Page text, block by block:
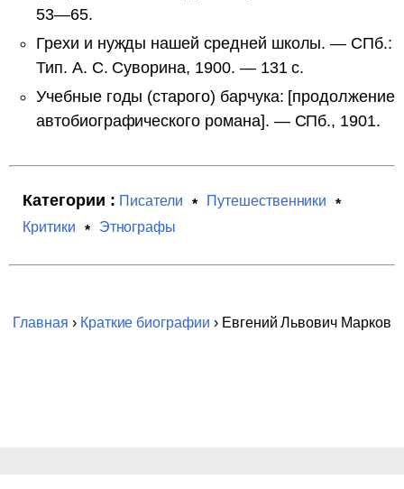
53—65.
Грехи и нужды нашей средней школы. — СПб.:
Тип. А. С. Суворина, 1900. — 131 с.
Учебные годы (старого) барчука: [продолжение
автобиографического романа]. — СПб., 1901.
Категории : Писатели
Путешественники
Критики
Этнографы
Главная › Краткие биографии › Евгений Львович Марков